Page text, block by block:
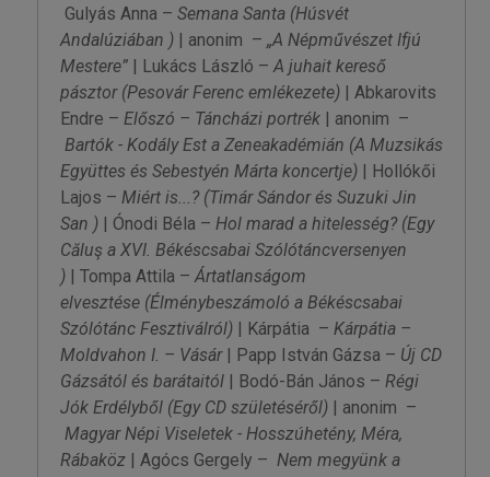
Gulyás Anna – Semana Santa (Húsvét
Andalúziában )| anonim – „A Népművészet Ifjú
Mestere”| Lukács László –A juhait kereső
pásztor (Pesovár Ferenc emlékezete)| Abkarovits
Endre – Előszó – Táncházi portrék| anonim –
Bartók - Kodály Est a Zeneakadémián (A Muzsikás
Együttes és Sebestyén Márta koncertje)| Hollókői
Lajos – Miért is...? (Timár Sándor és Suzuki Jin
San )| Ónodi Béla – Hol marad a hitelesség? (Egy
Căluş a XVI. Békéscsabai Szólótáncversenyen
)| Tompa Attila –Ártatlanságom
elvesztése (Élménybeszámoló a Békéscsabai
Szólótánc Fesztiválról)| Kárpátia – Kárpátia –
Moldvahon I. – Vásár| Papp István Gázsa – Új CD
Gázsától és barátaitól| Bodó-Bán János – Régi
Jók Erdélyből (Egy CD születéséről)| anonim –
Magyar Népi Viseletek - Hosszúhetény, Méra,
Rábaköz| Agócs Gergely – Nem megyünk a